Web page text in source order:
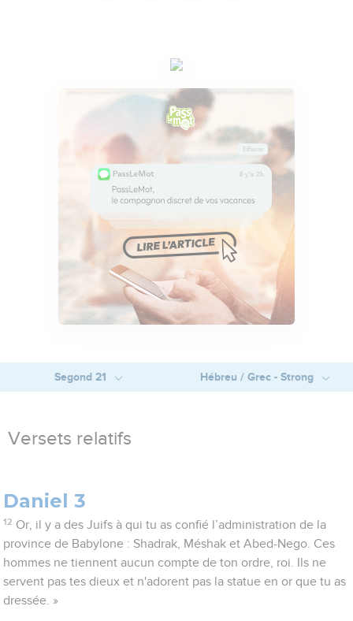
Segond 21 Hébreu / Grec - Strong
Versets relatifs
Daniel 3
12 Or, il y a des Juifs à qui tu as confié l’administration de la
province de Babylone : Shadrak, Méshak et Abed-Nego. Ces
hommes ne tiennent aucun compte de ton ordre, roi. Ils ne
servent pas tes dieux et n'adorent pas la statue en or que tu as
dressée. »